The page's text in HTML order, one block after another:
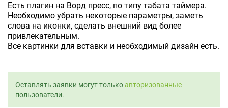
Есть плагин на Ворд пресс, по типу табата таймера.
Необходимо убрать некоторые параметры, заметь
слова на иконки, сделать внешний вид более
привлекательным.
Все картинки для вставки и необходимый дизайн есть.
Оставлять заявки могут толькоавторизованные
пользователи.